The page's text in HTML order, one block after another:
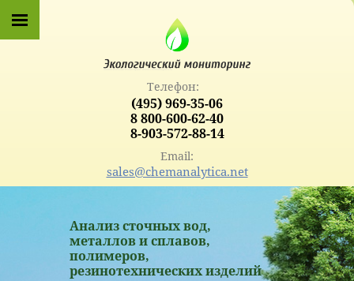
Телефон:
(495) 969-35-06
8 800-600-62-40
8-903-572-88-14
Email:
sales@chemanalytica.net
Анализ сточных вод,
металлов и сплавов,
полимеров,
резинотехнических изделий